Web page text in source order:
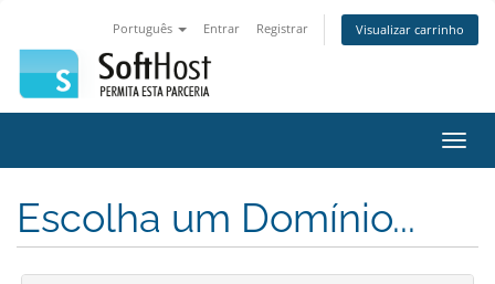
Português Entrar Registrar Visualizar carrinho
Escolha um Domínio...